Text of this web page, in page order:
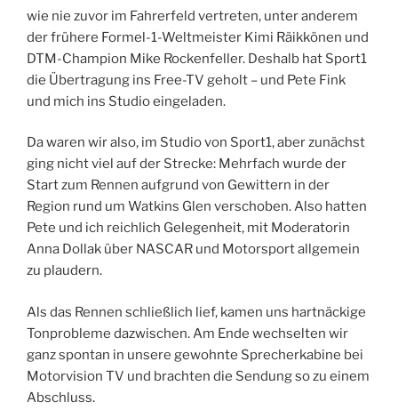
wie nie zuvor im Fahrerfeld vertreten, unter anderem
der frühere Formel-1-Weltmeister Kimi Räikkönen und
DTM-Champion Mike Rockenfeller. Deshalb hat Sport1
die Übertragung ins Free-TV geholt – und Pete Fink
und mich ins Studio eingeladen.
Da waren wir also, im Studio von Sport1, aber zunächst
ging nicht viel auf der Strecke: Mehrfach wurde der
Start zum Rennen aufgrund von Gewittern in der
Region rund um Watkins Glen verschoben. Also hatten
Pete und ich reichlich Gelegenheit, mit Moderatorin
Anna Dollak über NASCAR und Motorsport allgemein
zu plaudern.
Als das Rennen schließlich lief, kamen uns hartnäckige
Tonprobleme dazwischen. Am Ende wechselten wir
ganz spontan in unsere gewohnte Sprecherkabine bei
Motorvision TV und brachten die Sendung so zu einem
Abschluss.